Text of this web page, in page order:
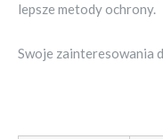
lepsze metody ochrony.
Swoje zainteresowania